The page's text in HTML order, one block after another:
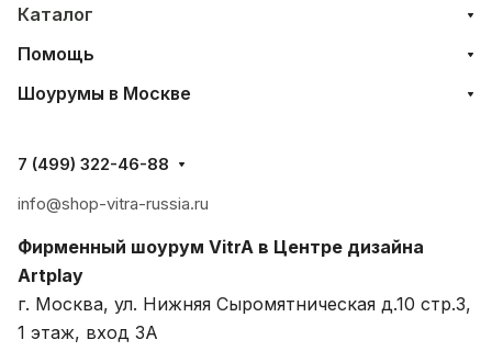
Каталог
Помощь
Шоурумы в Москве
7 (499) 322-46-88
info@shop-vitra-russia.ru
Фирменный шоурум VitrA в Центре дизайна
Artplay
г. Москва, ул. Нижняя Сыромятническая д.10 стр.3,
1 этаж, вход 3A